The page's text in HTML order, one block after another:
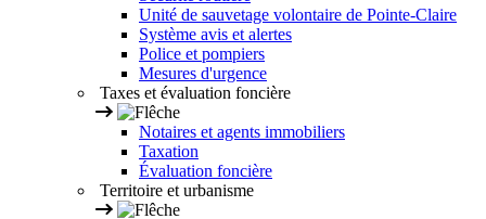
Unité de sauvetage volontaire de Pointe-Claire
Système avis et alertes
Police et pompiers
Mesures d'urgence
Taxes et évaluation foncière
Notaires et agents immobiliers
Taxation
Évaluation foncière
Territoire et urbanisme